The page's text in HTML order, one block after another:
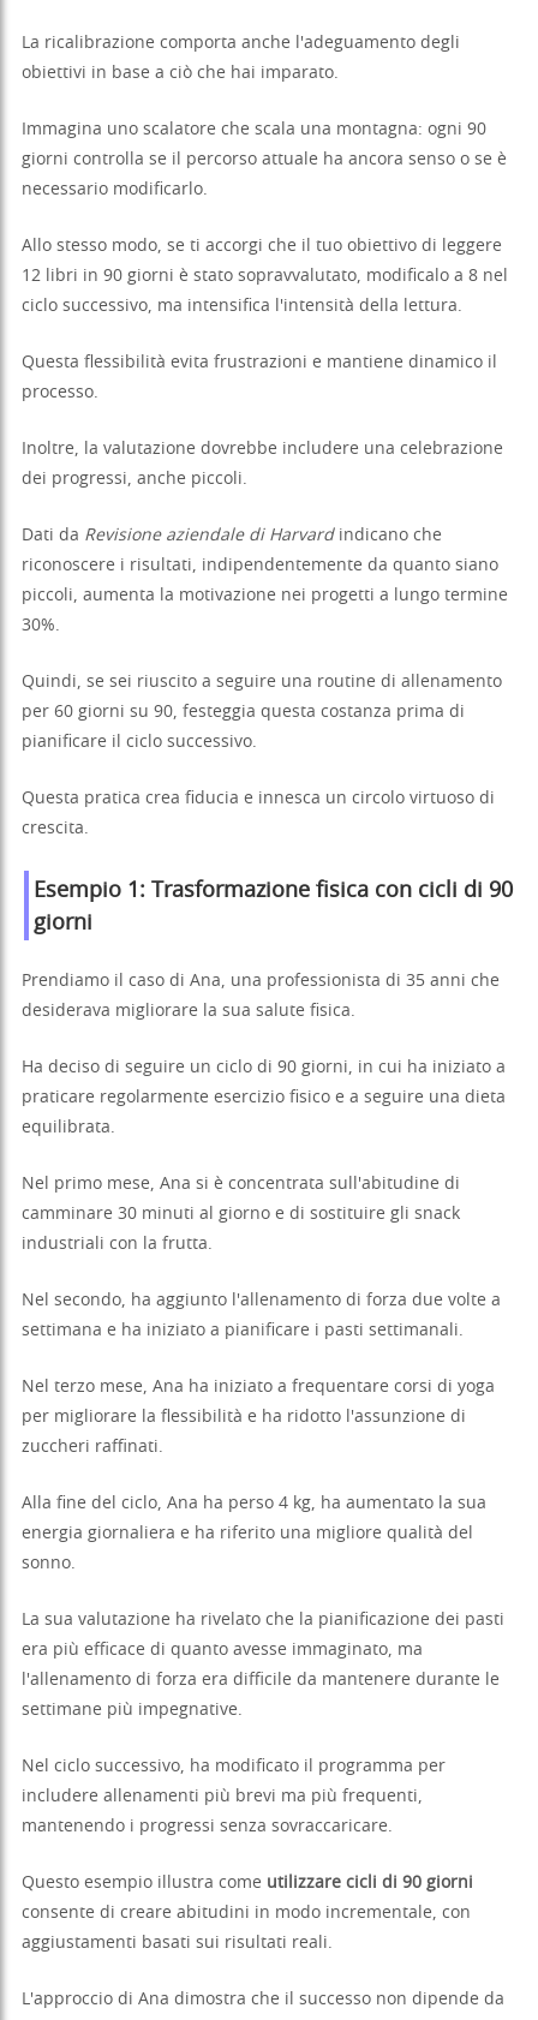
La ricalibrazione comporta anche l'adeguamento degli
obiettivi in base a ciò che hai imparato.
Immagina uno scalatore che scala una montagna: ogni 90
giorni controlla se il percorso attuale ha ancora senso o se è
necessario modificarlo.
Allo stesso modo, se ti accorgi che il tuo obiettivo di leggere
12 libri in 90 giorni è stato sopravvalutato, modificalo a 8 nel
ciclo successivo, ma intensifica l'intensità della lettura.
Questa flessibilità evita frustrazioni e mantiene dinamico il
processo.
Inoltre, la valutazione dovrebbe includere una celebrazione
dei progressi, anche piccoli.
Dati da Revisione aziendale di Harvardindicano che
riconoscere i risultati, indipendentemente da quanto siano
piccoli, aumenta la motivazione nei progetti a lungo termine
30%.
Quindi, se sei riuscito a seguire una routine di allenamento
per 60 giorni su 90, festeggia questa costanza prima di
pianificare il ciclo successivo.
Questa pratica crea fiducia e innesca un circolo virtuoso di
crescita.
Esempio 1: Trasformazione fisica con cicli di 90
giorni
Prendiamo il caso di Ana, una professionista di 35 anni che
desiderava migliorare la sua salute fisica.
Ha deciso di seguire un ciclo di 90 giorni, in cui ha iniziato a
praticare regolarmente esercizio fisico e a seguire una dieta
equilibrata.
Nel primo mese, Ana si è concentrata sull'abitudine di
camminare 30 minuti al giorno e di sostituire gli snack
industriali con la frutta.
Nel secondo, ha aggiunto l'allenamento di forza due volte a
settimana e ha iniziato a pianificare i pasti settimanali.
Nel terzo mese, Ana ha iniziato a frequentare corsi di yoga
per migliorare la flessibilità e ha ridotto l'assunzione di
zuccheri raffinati.
Alla fine del ciclo, Ana ha perso 4 kg, ha aumentato la sua
energia giornaliera e ha riferito una migliore qualità del
sonno.
La sua valutazione ha rivelato che la pianificazione dei pasti
era più efficace di quanto avesse immaginato, ma
l'allenamento di forza era difficile da mantenere durante le
settimane più impegnative.
Nel ciclo successivo, ha modificato il programma per
includere allenamenti più brevi ma più frequenti,
mantenendo i progressi senza sovraccaricare.
Questo esempio illustra come utilizzare cicli di 90 giorni
consente di creare abitudini in modo incrementale, con
aggiustamenti basati sui risultati reali.
L'approccio di Ana dimostra che il successo non dipende da